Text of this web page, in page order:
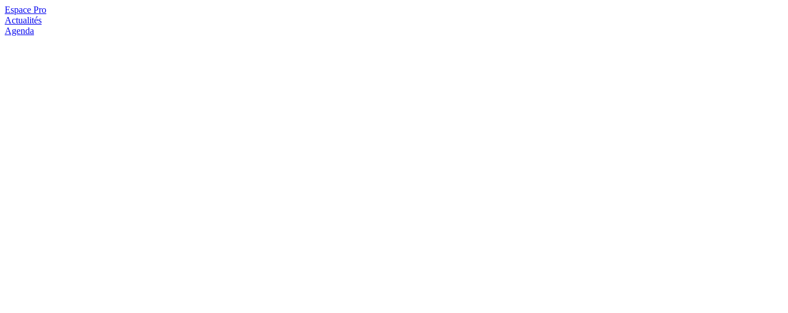
Espace Pro
Actualités
Agenda